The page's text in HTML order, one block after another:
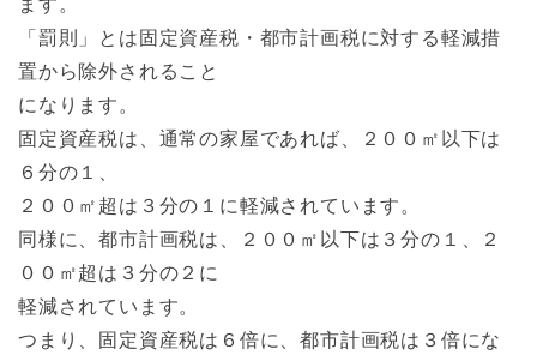
「罰則」とは固定資産税・都市計画税に対する軽減措
置から除外されること
になります。
固定資産税は、通常の家屋であれば、２００㎡以下は
６分の１、
２００㎡超は３分の１に軽減されています。
同様に、都市計画税は、２００㎡以下は３分の１、２
００㎡超は３分の２に
軽減されています。
つまり、固定資産税は６倍に、都市計画税は３倍にな